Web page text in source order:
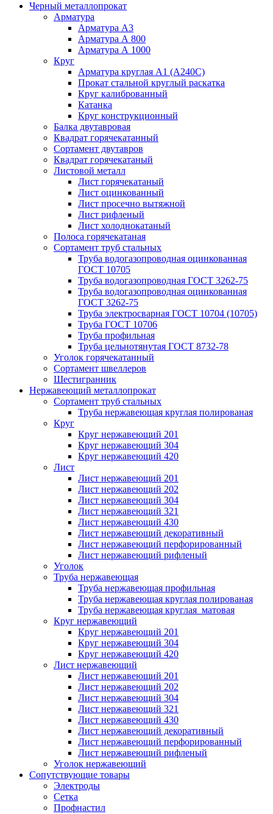
Черный металлопрокат
Арматура
Арматура А3
Арматура А 800
Арматура А 1000
Круг
Арматура круглая А1 (А240C)
Прокат стальной круглый раскатка
Круг калиброванный
Катанка
Круг конструкционный
Балка двутавровая
Квадрат горячекатанный
Сортамент двутавров
Квадрат горячекатаный
Листовой металл
Лист горячекатаный
Лист оцинкованный
Лист просечно вытяжной
Лист рифленый
Лист холоднокатаный
Полоса горячекатаная
Сортамент труб стальных
Труба водогазопроводная оцинкованная
ГОСТ 10705
Труба водогазопроводная ГОСТ 3262-75
Труба водогазопроводная оцинкованная
ГОСТ 3262-75
Труба электросварная ГОСТ 10704 (10705)
Труба ГОСТ 10706
Труба профильная
Труба цельнотянутая ГОСТ 8732-78
Уголок горячекатанный
Сортамент швеллеров
Шестигранник
Нержавеющий металлопрокат
Сортамент труб стальных
Труба нержавеющая круглая полированая
Круг
Круг нержавеющий 201
Круг нержавеющий 304
Круг нержавеющий 420
Лист
Лист нержавеющий 201
Лист нержавеющий 202
Лист нержавеющий 304
Лист нержавеющий 321
Лист нержавеющий 430
Лист нержавеющий декоративный
Лист нержавеющий перфорированный
Лист нержавеющий рифленый
Уголок
Труба нержавеющая
Труба нержавеющая профильная
Труба нержавеющая круглая полированая
Труба нержавеющая круглая матовая
Круг нержавеющий
Круг нержавеющий 201
Круг нержавеющий 304
Круг нержавеющий 420
Лист нержавеющий
Лист нержавеющий 201
Лист нержавеющий 202
Лист нержавеющий 304
Лист нержавеющий 321
Лист нержавеющий 430
Лист нержавеющий декоративный
Лист нержавеющий перфорированный
Лист нержавеющий рифленый
Уголок нержавеющий
Cопутствующие товары
Электроды
Сетка
Профнастил